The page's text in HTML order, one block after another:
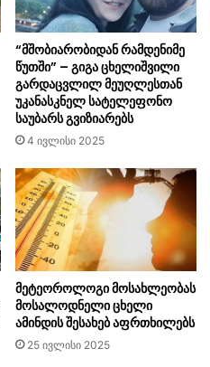
“მშობიარობიდან რამდენიმე
წუთში” – გიგა ცხელიშვილი
გარდაცვლილ მეუღლესთან
უკანასკნელ სატელეფონო
საუბარს გვიზიარებს
4 ივლისი 2025
მეტეოროლოგი მოსახლეობას
მოსალოდნელი ცხელი
ამინდის შესახებ აფრთხილებს
25 ივლისი 2025